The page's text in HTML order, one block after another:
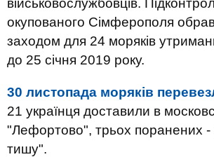
військовослужбовців.
окупованого Сімферополя
заходом для 24 моряків
до 25 січня 2019 року.
30 листопада моряків
21 українця доставили в
"Лефортово", трьох поранених -
тишу".